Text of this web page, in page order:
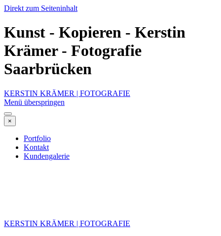
Direkt zum Seiteninhalt
Kunst - Kopieren - Kerstin
Krämer - Fotografie
Saarbrücken
KERSTIN KRÄMER | FOTOGRAFIE
Menü überspringen
×
Portfolio
Kontakt
Kundengalerie
KERSTIN KRÄMER | FOTOGRAFIE